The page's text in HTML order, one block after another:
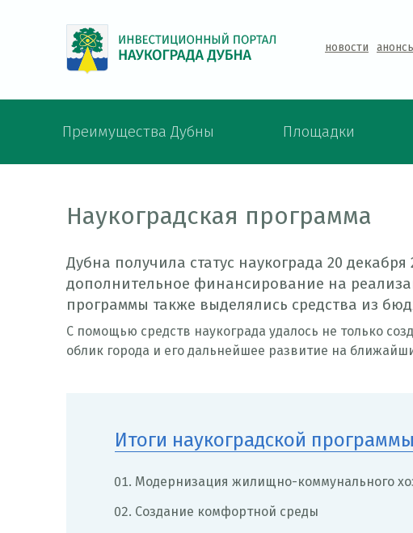
новости
Преимущества Дубны Площадки
Наукоградская программа
Дубна получила статус наукограда 20
дополнительное финансирование на
программы также выделялись средства из
С помощью средств наукограда удалось не только
облик города и его дальнейшее развитие на
Итоги наукоградской программы
Модернизация жилищно-коммунального
Создание комфортной среды